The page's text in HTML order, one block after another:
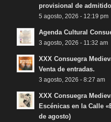
provisional de
5 agosto, 2026 - 12:19 pm
Agenda Cultural
3 agosto, 2026 - 11:32 am
XXX Consuegra
Venta de entradas.
3 agosto, 2026 - 8:27 am
XXX Consuegra
Escénicas en la Calle
de agosto)